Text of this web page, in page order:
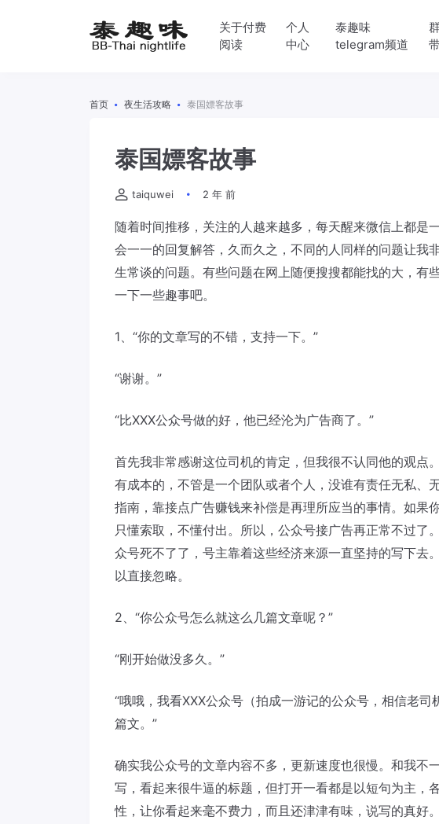
关于付费
阅读
个人
中心
泰趣味
telegram频道
首页 夜生活攻略 泰国嫖客故事
泰国嫖客故事
taiquwei 2 年 前
随着时间推移，关注的人越来越多，每天醒来微信上都是
会一一的回复解答，久而久之，不同的人同样的问题让我
生常谈的问题。有些问题在网上随便搜搜都能找的大，有
一下一些趣事吧。
1、“你的文章写的不错，支持一下。”
“谢谢。”
“比XXX公众号做的好，他已经沦为广告商了。”
首先我非常感谢这位司机的肯定，但我很不认同他的观点
有成本的，不管是一个团队或者个人，没谁有责任无私、
指南，靠接点广告赚钱来补偿是再理所应当的事情。如果
只懂索取，不懂付出。所以，公众号接广告再正常不过了
众号死不了了，号主靠着这些经济来源一直坚持的写下去
以直接忽略。
2、“你公众号怎么就这么几篇文章呢？”
“刚开始做没多久。”
“哦哦，我看XXX公众号（拍成一游记的公众号，相信老
篇文。”
确实我公众号的文章内容不多，更新速度也很慢。和我不
写，看起来很牛逼的标题，但打开一看都是以短句为主，
性，让你看起来毫不费力，而且还津津有味，说写的真好